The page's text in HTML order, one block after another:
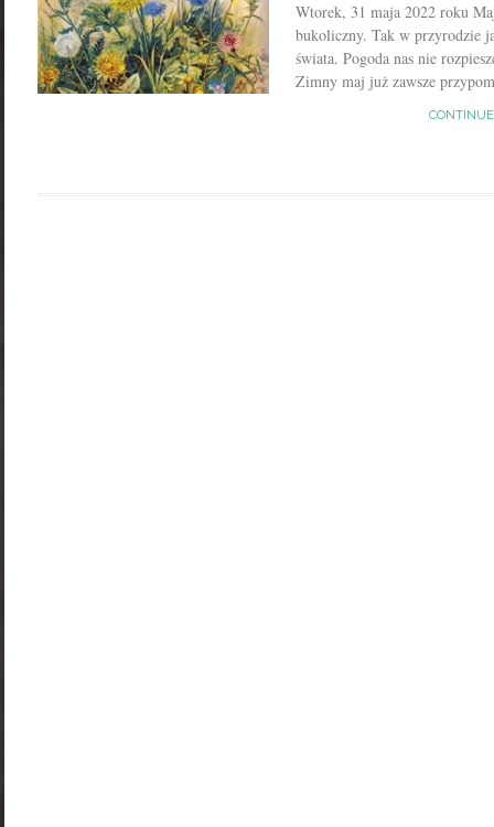
Wtorek, 31 maja 2022 roku
bukoliczny. Tak w przyrodzie
świata. Pogoda nas nie
Zimny maj już zawsze